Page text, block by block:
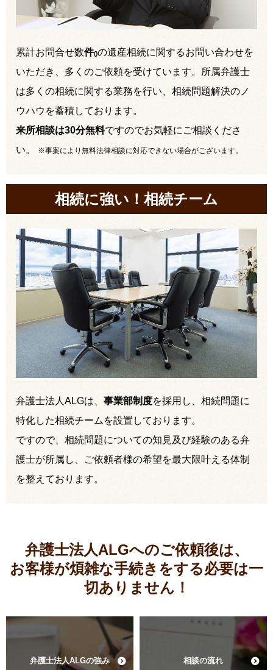
累計お問合せ数件()の遺産相続に関するお問い合わせを
いただき、多くのご依頼を受けています。所属弁護士
は多くの相続に関する業務を行い、相続問題解決のノ
ウハウを蓄積しております。
来所相談は30分無料ですのでお気軽にご相談くださ
い。
※事案により無料法律相談に対応できない場合がございます。
相続に強い！相続チーム
弁護士法人ALGは、 事業部制度を採用し、相続問題に
特化した相続チームを設置しております。
ですので、相続問題についての知見及び経験のある弁
護士が所属し、ご依頼者様の希望を最大限叶える体制
を整えております。
弁護士法人ALGへのご依頼後は、
お客様が煩雑な手続きをする必要は一
切ありません！
弁護士法人ALGの強み 相談の流れ